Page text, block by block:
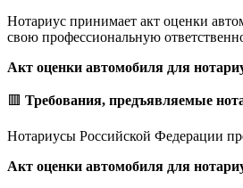
Нотариус принимает акт оценки
свою профессиональную
Акт оценки автомобиля для
🟥 Требования, предъявляемые
Нотариусы Российской Федерации
Акт оценки автомобиля для